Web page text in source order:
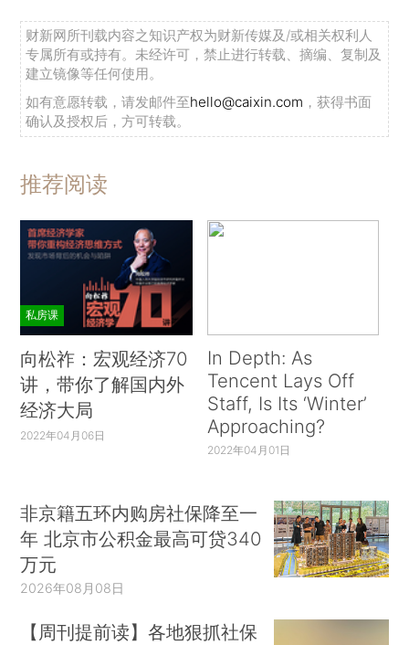
财新网所刊载内容之知识产权为财新传媒及/或相关权利人
专属所有或持有。未经许可，禁止进行转载、摘编、复制及
建立镜像等任何使用。
如有意愿转载，请发邮件至hello@caixin.com ，获得书面
确认及授权后，方可转载。
推荐阅读
私房课
向松祚：宏观经济70
讲，带你了解国内外
经济大局
2022年04月06日
In Depth: As
Tencent Lays Off
Staff, Is Its ‘Winter’
Approaching?
2022年04月01日
非京籍五环内购房社保降至一
年 北京市公积金最高可贷340
万元
2026年08月08日
【周刊提前读】各地狠抓社保